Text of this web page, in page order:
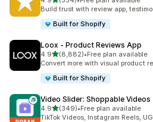
총 리뷰 334개
Build trust with review app,
Built for Shopify
Loox ‑ Product Reviews App
4.9별 5개 중
(8,882)
총 리뷰 8882개
•Free plan available
Convert more with visual product
Built for Shopify
Video Slider: Shoppable Videos
4.9별 5개 중
(349)
총 리뷰 349개
•Free plan available
TikTok Videos, Instagram Reels,